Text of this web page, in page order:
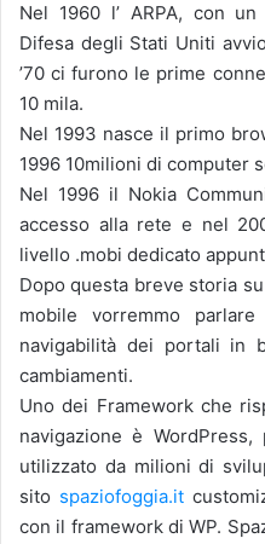
Nel 1960 l’ ARPA, con
Difesa degli Stati Uniti
’70 ci furono le prime
10 mila.
Nel 1993 nasce il primo
1996 10milioni di computer
Nel 1996 il Nokia
accesso alla rete e nel
livello .mobi dedicato
Dopo questa breve storia
mobile vorremmo
navigabilità dei portali in
cambiamenti.
Uno dei Framework che
navigazione è
utilizzato da milioni di
sito spaziofoggia.it
con il framework di WP.